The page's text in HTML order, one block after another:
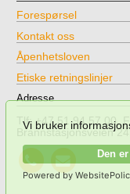
Vi bruker
Den
Powered by
Forespørsel
Kontakt oss
Åpenhetsloven
Etiske retningslinjer
Adresse
Tlf: +47 51 94 57 00,
Brannstasjonsveien
NPT
Testing
Send
mail
to